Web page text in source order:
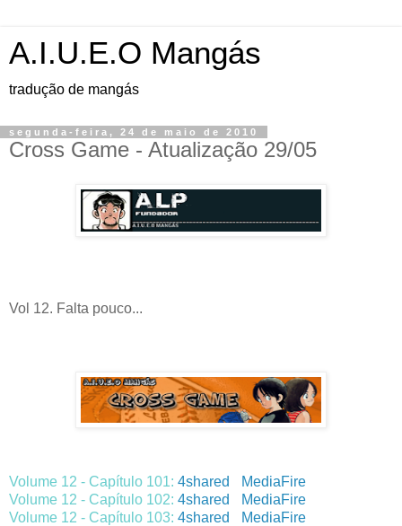
A.I.U.E.O Mangás
tradução de mangás
segunda-feira, 24 de maio de 2010
Cross Game - Atualização 29/05
Vol 12. Falta pouco...
Volume 12 - Capítulo 101: 4shared MediaFire
Volume 12 - Capítulo 102: 4shared MediaFire
Volume 12 - Capítulo 103: 4shared MediaFire